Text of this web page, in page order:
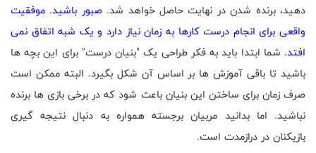
دهید، برنده شدن در نهایت حاصل خواهد شد. صبور باشید. موفقیت
واقعی برای انجام درست کارها به زمان نیاز دارد و یک شبه اتفاق نمی
افتد. شما ابتدا باید به فکر طراحی یک "بنیان درست" برای این بچه ها
باشید تا باقی آموزش ها بر اساس آن شکل بگیرد. البته ممکن است
صرف زمان برای ساختن این بنیان باعث شود که در برخی بازی ها برنده
نباشید. اما بدانید مربیان برجسته همواره به دنبال نتیجه گیری
بازیکنان در درازمدت است.